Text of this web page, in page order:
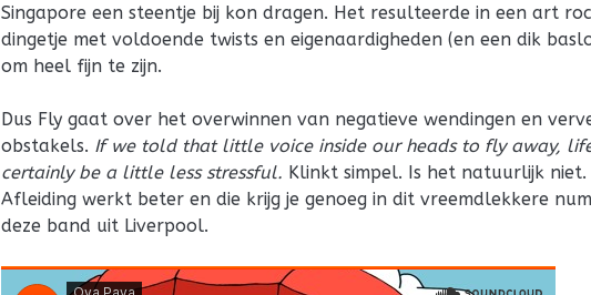
Singapore een steentje bij kon dragen. Het resulteerde in een art
dingetje met voldoende twists en eigenaardigheden (en een dik
om heel fijn te zijn.
Dus Fly gaat over het overwinnen van negatieve wendingen en
obstakels. If we told that little voice inside our heads to fly away,
certainly be a little less stressful. Klinkt simpel. Is het natuurlijk niet.
Afleiding werkt beter en die krijg je genoeg in dit vreemdlekkere
deze band uit Liverpool.